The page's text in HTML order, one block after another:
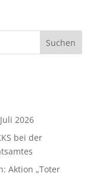
2026
bei der
Aktion „Toter